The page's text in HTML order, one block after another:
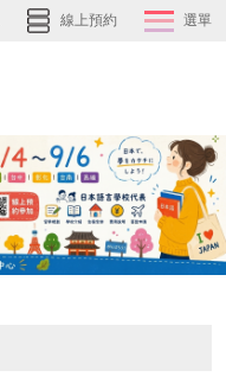
線上預約 選單